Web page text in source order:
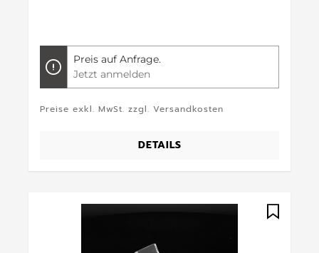
Preis auf Anfrage.
Jetzt anmelden
Preise exkl. MwSt. zzgl. Versandkosten
DETAILS